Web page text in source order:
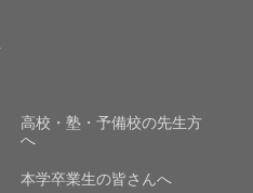
高校・塾・予備校の先生方
へ
本学卒業生の皆さんへ